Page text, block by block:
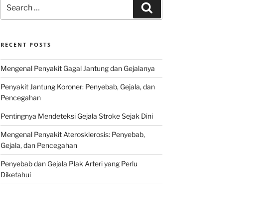
for:
RECENT POSTS
Mengenal Penyakit Gagal Jantung dan Gejalanya
Penyakit Jantung Koroner: Penyebab, Gejala, dan
Pencegahan
Pentingnya Mendeteksi Gejala Stroke Sejak Dini
Mengenal Penyakit Aterosklerosis: Penyebab,
Gejala, dan Pencegahan
Penyebab dan Gejala Plak Arteri yang Perlu
Diketahui